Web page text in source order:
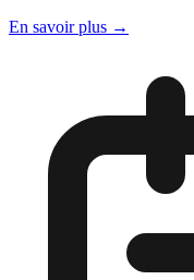
En savoir plus →